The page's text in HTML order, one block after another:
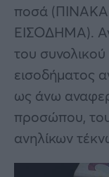
ποσά
ΕΙΣΟΔΗΜΑ).
του
εισοδήματος
ως άνω
προσώπου,
ανηλίκων